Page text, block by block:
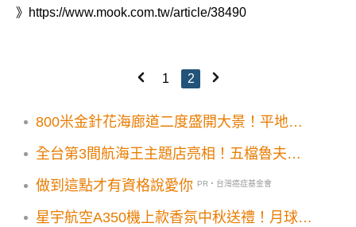
》 https://www.mook.com.tw/article/38490
1 2
800米金針花海廊道二度盛開大景！平地免
全台第3間航海王主題店亮相！五檔魯夫型
做到這點才有資格說愛你 PR・台灣癌症基金會
星宇航空A350機上款香氛中秋送禮！月球概